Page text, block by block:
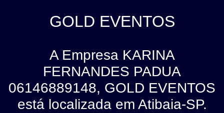
GOLD EVENTOS
A Empresa KARINA
FERNANDES PADUA
06146889148, GOLD EVENTOS
está localizada em Atibaia-SP.